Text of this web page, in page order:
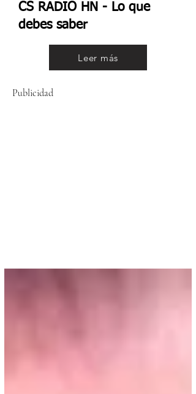
CS RADIO HN - Lo que
debes saber
Leer más
Publicidad